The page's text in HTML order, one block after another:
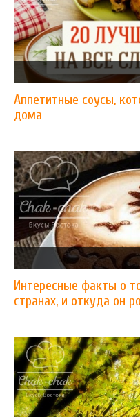
Аппетитные соусы,
дома
Интересные факты о
странах, и откуда он